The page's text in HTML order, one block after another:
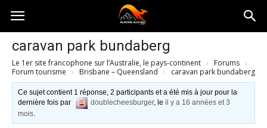
Australia-
australie.com
caravan park bundaberg
Le 1er site francophone sur l’Australie, le pays-continent › Forums ›
Forum tourisme › Brisbane – Queensland › caravan park bundaberg
Ce sujet contient 1 réponse, 2 participants et a été mis à jour pour la
dernière fois par
doublecheesburger, leil y a 16 années et 3
mois.